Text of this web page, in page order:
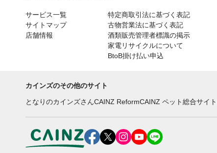
サービス一覧
サイトマップ
店舗情報
特定商取引法に基づく表記
古物営業法に基づく表記
酒類販売管理者標識の掲示
家電リサイクルについて
BtoB掛け払い申込
カインズのその他のサイト
となりのカインズさんCAINZ ReformCAINZ ペット総合サイト